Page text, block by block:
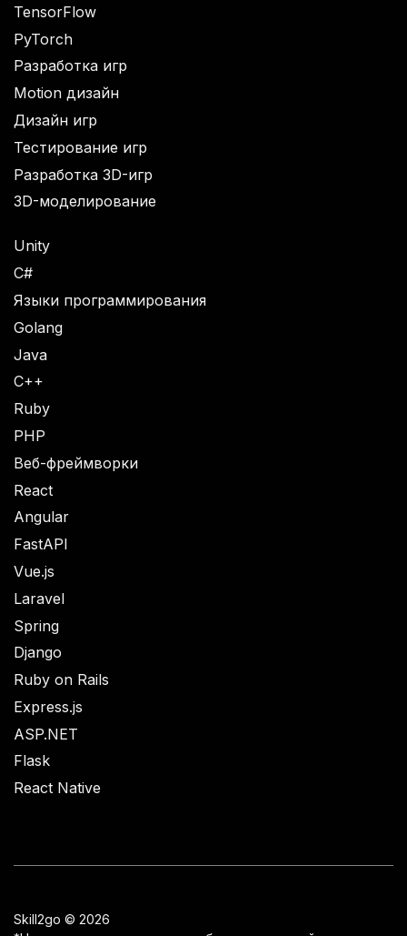
TensorFlow
PyTorch
Разработка игр
Motion дизайн
Дизайн игр
Тестирование игр
Разработка 3D-игр
3D-моделирование
Unity
C#
Языки программирования
Golang
Java
C++
Ruby
PHP
Веб-фреймворки
React
Angular
FastAPI
Vue.js
Laravel
Spring
Django
Ruby on Rails
Express.js
ASP.NET
Flask
React Native
Skill2go © 2026